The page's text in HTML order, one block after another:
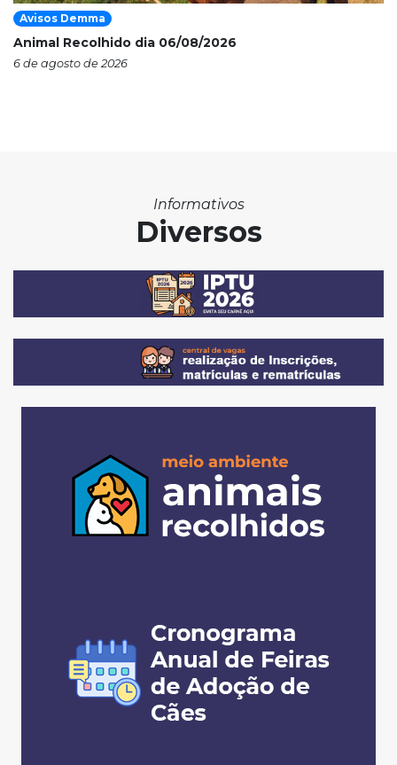
Avisos Demma
Animal Recolhido dia 06/08/2026
6 de agosto de 2026
Informativos
Diversos